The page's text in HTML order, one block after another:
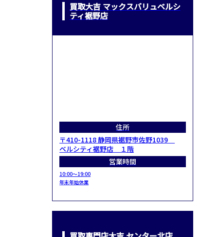
買取大吉 マックスバリュベルシ
ティ裾野店
住所
〒410-1118 静岡県裾野市佐野1039
ベルシティ裾野店 １階
営業時間
10:00～19:00
年末年始休業